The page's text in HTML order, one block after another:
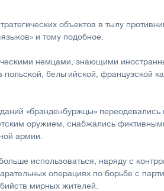
объектов в тылу
и тому подобное.
немцами, знающими
бельгийской, французской
«бранденбуржцы»
оружием, снабжались
армии.
использоваться, наряду с
операциях по борьбе с
мирных жителей.